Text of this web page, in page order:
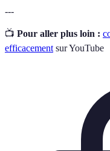
---
📺 Pour aller plus loin :
efficacement sur YouTube